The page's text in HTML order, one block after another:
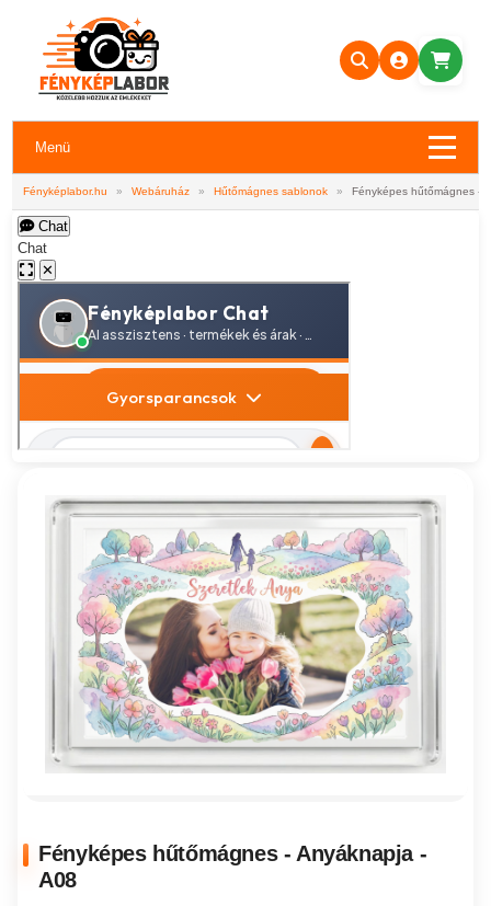
Menü
Fényképlabor.hu » Webáruház » Hűtőmágnes sablonok » Fényképes hűtőmágnes -
Chat
Chat
✕
Fényképes hűtőmágnes - Anyáknapja -
A08